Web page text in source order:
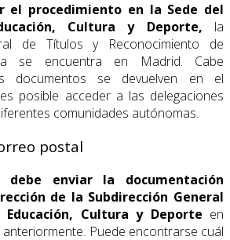
el procedimiento en la Sede del
Cultura y Deporte, la
de Títulos y Reconocimiento de
se encuentra en Madrid. Cabe
documentos se devuelven en el
posible acceder a las delegaciones
comunidades autónomas.
postal
debe enviar la documentación
de la Subdirección General
Cultura y Deporte en
Puede encontrarse cuál